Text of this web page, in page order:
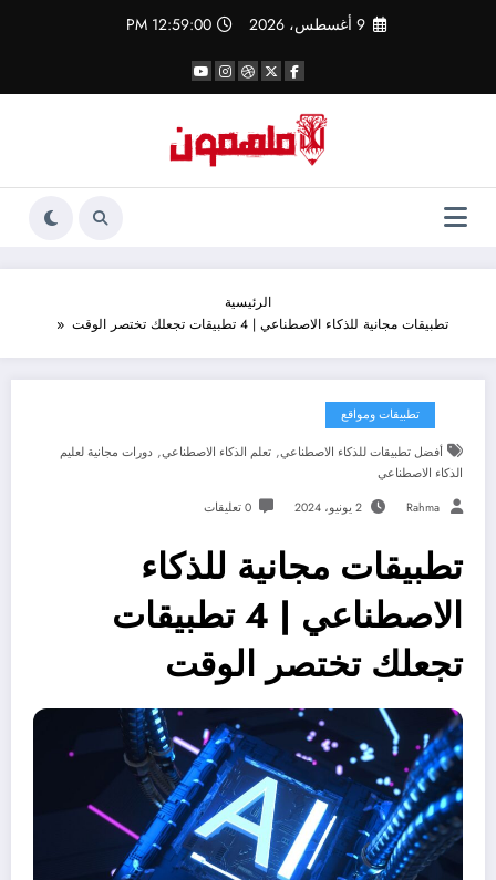
9 أغسطس، 2026 12:59:01 PM
الرئيسية
تطبيقات مجانية للذكاء الاصطناعي | 4 تطبيقات تجعلك تختصر الوقت
تطبيقات ومواقع
أفضل تطبيقات للذكاء الاصطناعي, تعلم الذكاء الاصطناعي, دورات مجانية لعليم
الذكاء الاصطناعي
Rahma 2 يونيو، 2024 0 تعليقات
تطبيقات مجانية للذكاء
الاصطناعي | 4 تطبيقات
تجعلك تختصر الوقت